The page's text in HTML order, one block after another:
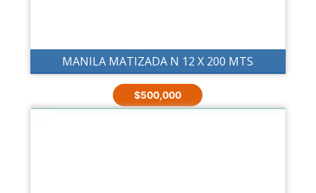
MANILA MATIZADA N 12 X 200 MTS
$500,000